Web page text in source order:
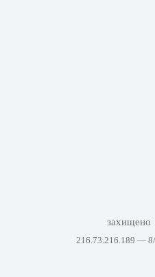
захищено
216.73.216.189 —